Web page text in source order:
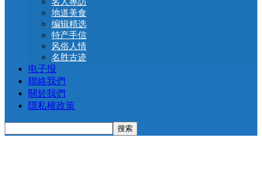
地道美食
编辑精选
特产手信
风俗人情
名胜古迹
电子报
聯絡我們
關於我們
隱私權政策